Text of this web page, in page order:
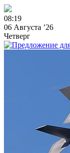
08:19
06 Августа ’26
Четверг